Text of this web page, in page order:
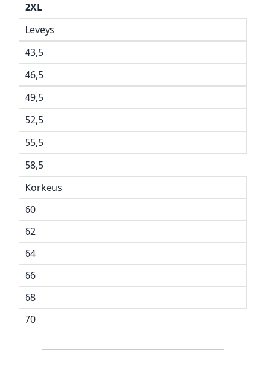
2XL
Leveys
43,5
46,5
49,5
52,5
55,5
58,5
Korkeus
60
62
64
66
68
70